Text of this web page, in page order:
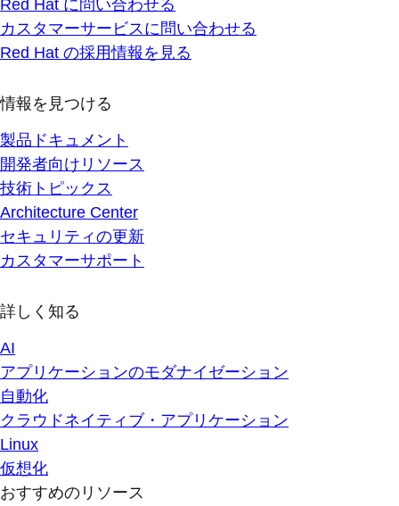
Red Hat に問い合わせる
カスタマーサービスに問い合わせる
Red Hat の採用情報を見る
情報を見つける
製品ドキュメント
開発者向けリソース
技術トピックス
Architecture Center
セキュリティの更新
カスタマーサポート
詳しく知る
AI
アプリケーションのモダナイゼーション
自動化
クラウドネイティブ・アプリケーション
Linux
仮想化
おすすめのリソース